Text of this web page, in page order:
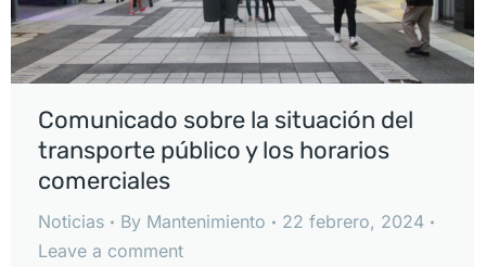
Comunicado sobre la situación del
transporte público y los horarios
comerciales
Noticias By Mantenimiento
22 febrero, 2024
Leave a comment